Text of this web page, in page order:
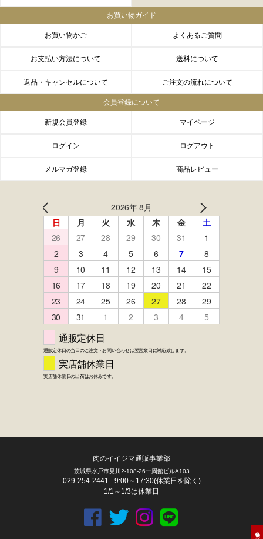
FACEBOOK instagram LINE
お買い物ガイド
お買い物かご よくあるご質問
お支払い方法について 送料について
返品・キャンセルについて ご注文の流れについて
会員登録について
新規会員登録 マイページ
ログイン ログアウト
メルマガ登録 商品レビュー
肉のイイジマ通販事業部
茨城県水戸市見川2-108-26一周館ビルA103
029-254-2441
9:00～17:30(休業日を除く)
1/1～1/3は休業日